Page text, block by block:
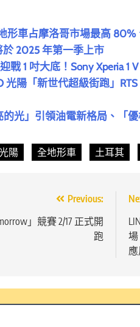
形車占摩洛哥市場最高
2025 年第一季上市
戰 1 吋大底！Sony Xperia 1
光陽「新世代超級街跑」
的光」引領油電新格局、「
陽 全地形車 土耳其
Previous:
」競賽 2/17 正式開
跑
場